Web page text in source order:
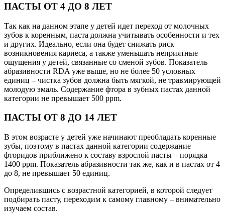
ПАСТЫ ОТ 4 ДО 8 ЛЕТ
Так как на данном этапе у детей идет переход от молочных
зубов к коренным, паста должна учитывать особенности и тех
и других. Идеально, если она будет снижать риск
возникновения кариеса, а также уменьшать неприятные
ощущения у детей, связанные со сменой зубов. Показатель
абразивности RDA уже выше, но не более 50 условных
единиц – чистка зубов должна быть мягкой, не травмирующей
молодую эмаль. Содержание фтора в зубных пастах данной
категории не превышает 500 ppm.
ПАСТЫ ОТ 8 ДО 14 ЛЕТ
В этом возрасте у детей уже начинают преобладать коренные
зубы, поэтому в пастах данной категории содержание
фторидов приближено к составу взрослой пасты – порядка
1400 ppm. Показатель абразивности так же, как и в пастах от 4
до 8, не превышает 50 единиц.
Определившись с возрастной категорией, в которой следует
подбирать пасту, переходим к самому главному – внимательно
изучаем состав.